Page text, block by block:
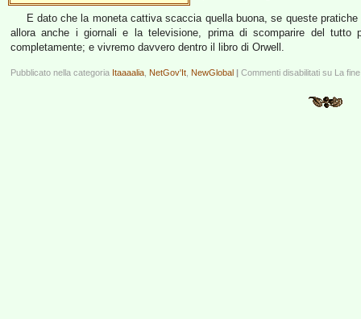
E dato che la moneta cattiva scaccia quella buona, se queste
allora anche i giornali e la televisione, prima di scomparire del tutto
completamente; e vivremo davvero dentro il libro di Orwell.
Pubblicato nella categoria Itaaaalia NetGov'It NewGlobal | Commenti disabilitati su La fine